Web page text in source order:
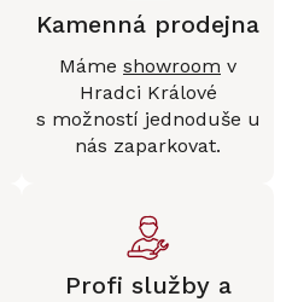
Kamenná prodejna
Máme showroom v
Hradci Králové
s možností jednoduše u
nás zaparkovat.
Profi služby a